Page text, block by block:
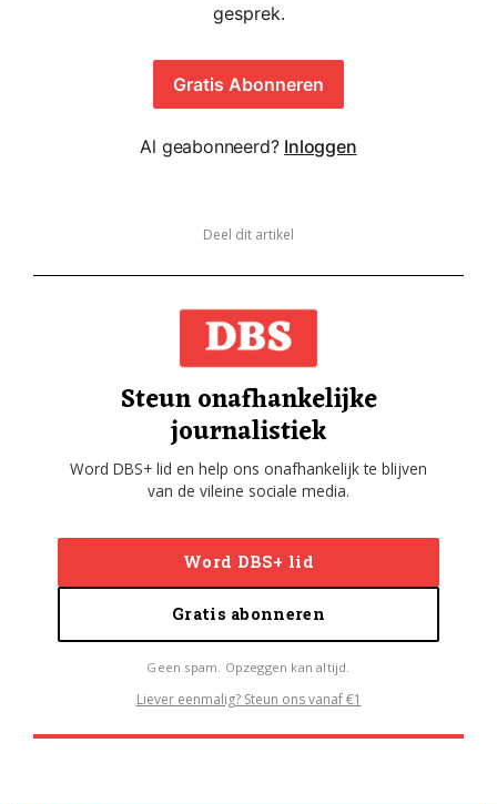
gesprek.
Gratis Abonneren
Al geabonneerd? Inloggen
Deel dit artikel
Steun onafhankelijke
journalistiek
Word DBS+ lid en help ons onafhankelijk te blijven
van de vileine sociale media.
Word DBS+ lid
Gratis abonneren
Geen spam. Opzeggen kan altijd.
Liever eenmalig? Steun ons vanaf €1